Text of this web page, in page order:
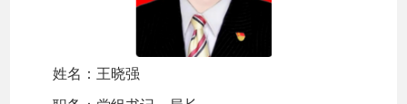
姓名：王晓强